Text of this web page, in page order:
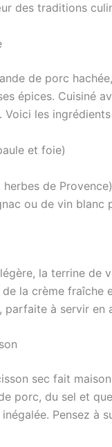
des traditions
de porc
épices. Cuisiné
Voici les
et foie)
de Provence)
ou de vin blanc
la terrine de
la crème fraîche
parfaite à servir en
sec fait
porc, du sel et
Pensez à